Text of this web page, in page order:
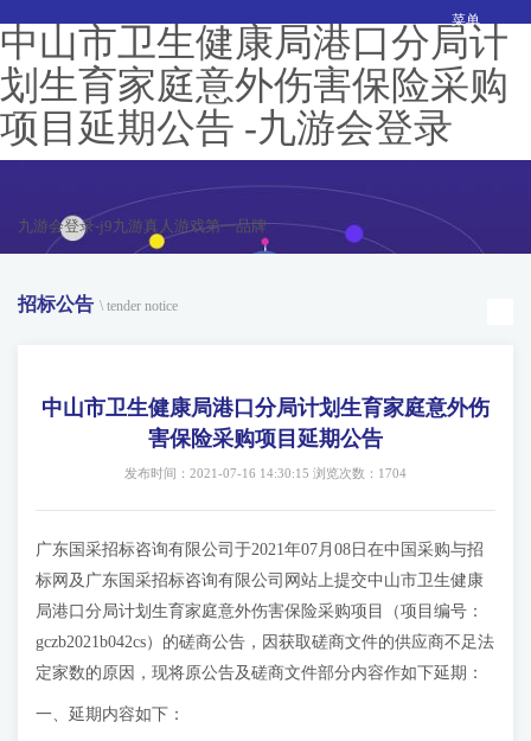
中山市卫生健康局港口分局计
划生育家庭意外伤害保险采购
项目延期公告 -九游会登录
九游会登录-j9九游真人游戏第一品牌
菜单
招标公告 \ tender notice
中山市卫生健康局港口分局计划生育家庭意外伤
害保险采购项目延期公告
发布时间：2021-07-16 14:30:15 浏览次数：1704
广东国采招标咨询有限公司于2021年07月08日在中国采购与招
标网及广东国采招标咨询有限公司网站上提交中山市卫生健康
局港口分局计划生育家庭意外伤害保险采购项目（项目编号：
gczb2021b042cs）的磋商公告，因获取磋商文件的供应商不足法
定家数的原因，现将原公告及磋商文件部分内容作如下延期：
一、延期内容如下：